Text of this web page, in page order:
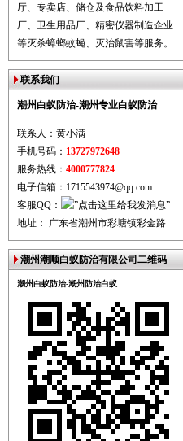
厅、专卖店、储仓及食品饮料加工
厂、卫生用品厂、精密仪器制造企业
等灭杀蟑螂蚊蝇、灭治鼠害等服务。
联系我们
潮州白蚁防治-潮州专业白蚁防治
联系人：黄小满
手机号码： 13727972648
服务热线： 4000777824
电子信箱：1715543974@qq.com
客服QQ：
地址： 广东省潮州市彩塘镇彩金路
潮州潮顺白蚁防治有限公司二维码
潮州白蚁防治-潮州防治白蚁